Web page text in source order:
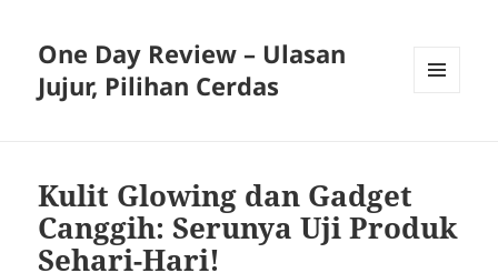
One Day Review – Ulasan
Jujur, Pilihan Cerdas
Kulit Glowing dan Gadget
Canggih: Serunya Uji Produk
Sehari-Hari!